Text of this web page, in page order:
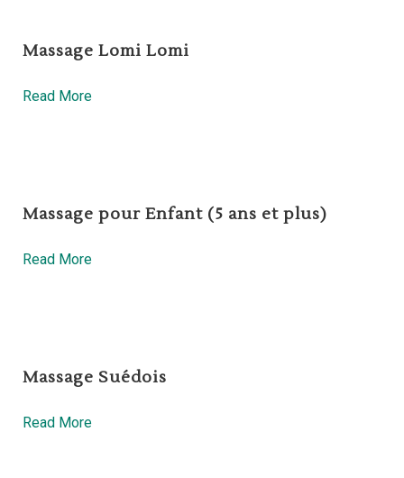
Massage Lomi Lomi
Read More
Massage pour Enfant (5 ans et plus)
Read More
Massage Suédois
Read More